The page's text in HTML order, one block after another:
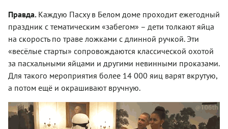
Правда. Каждую Пасху в Белом доме проходит ежегодный
праздник с тематическим «забегом» – дети толкают яйца
на скорость по траве ложками с длинной ручкой. Эти
«весёлые старты» сопровождаются классической охотой
за пасхальными яйцами и другими невинными проказами.
Для такого мероприятия более 14 000 яиц варят вкрутую,
а потом ещё и окрашивают вручную.